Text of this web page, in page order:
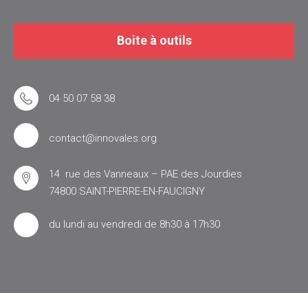
Boite à outils
04 50 07 58 38
contact@innovales.org
14 rue des Vanneaux – PAE des Jourdies
74800 SAINT-PIERRE-EN-FAUCIGNY
du lundi au vendredi de 8h30 à 17h30